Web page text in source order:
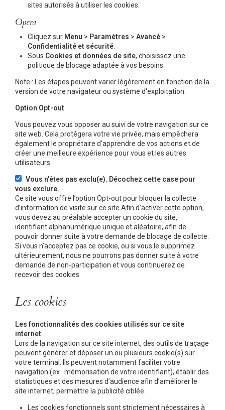
sites autorisés à utiliser les cookies.
Opera
Cliquez sur Menu > Paramètres >Avancé >
Confidentialité et sécurité.
Sous Cookies et données de site, choisissez une
politique de blocage adaptée à vos besoins.
Note : Les étapes peuvent varier légèrement en fonction de la
version de votre navigateur ou système d'exploitation.
Option Opt-out
Vous pouvez vous opposer au suivi de votre navigation sur ce
site web. Cela protégera votre vie privée, mais empêchera
également le propriétaire d'apprendre de vos actions et de
créer une meilleure expérience pour vous et les autres
utilisateurs.
Vous n'êtes pas exclu(e). Décochez cette case pour
vous exclure.
Ce site vous offre l’option Opt-out pour bloquer la collecte
d’information de visite sur ce site.Afin d’activer cette option,
vous devez au préalable accepter un cookie du site,
identifiant alphanumérique unique et aléatoire, afin de
pouvoir donner suite à votre demande de blocage de collecte.
Si vous n’acceptez pas ce cookie, ou si vous le supprimez
ultérieurement, nous ne pourrons pas donner suite à votre
demande de non-participation et vous continuerez de
recevoir des cookies.
Les cookies
Les fonctionnalités des cookies utilisés sur ce site
internet
Lors de la navigation sur ce site internet, des outils de traçage
peuvent générer et déposer un ou plusieurs cookie(s) sur
votre terminal. Ils peuvent notamment faciliter votre
navigation (ex : mémorisation de votre identifiant), établir des
statistiques et des mesures d’audience afin d’améliorer le
site internet, permettre la publicité ciblée.
Les cookies fonctionnels sont strictement nécessaires à